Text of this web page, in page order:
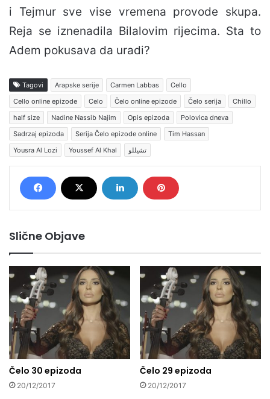
i Tejmur sve vise vremena provode skupa.
Reja se iznenadila Bilalovim rijecima. Sta to
Adem pokusava da uradi?
Tagovi Arapske serije Carmen Labbas
Cello
Cello online epizode
Celo Čelo online epizode Čelo serija
Chillo
half size
Nadine Nassib Najim Opis epizoda
Polovica dneva
Sadrzaj epizoda
Serija Čelo epizode online
Tim Hassan
Yousra Al Lozi
Youssef Al Khal تشيللو
Slične Objave
Čelo 30 epizoda
20/12/2017
Čelo 29 epizoda
20/12/2017